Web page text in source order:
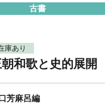
古書
庫あり
和歌と史的展開
芳麻呂編